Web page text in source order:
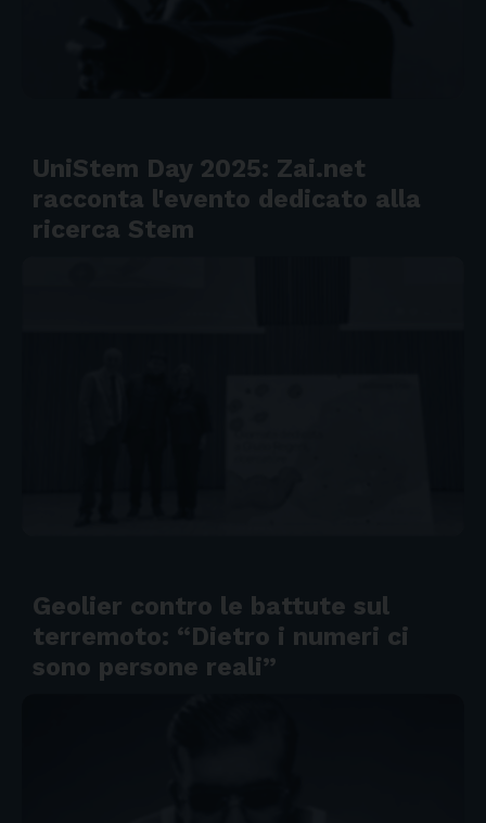
UniStem Day 2025: Zai.net
racconta l'evento dedicato alla
ricerca Stem
Geolier contro le battute sul
terremoto: “Dietro i numeri ci
sono persone reali”